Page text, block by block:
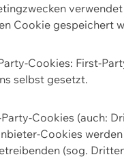
Cookie gespeichert
Cookies: First-
selbst gesetzt.
Cookies (auch:
Cookies
(sog.